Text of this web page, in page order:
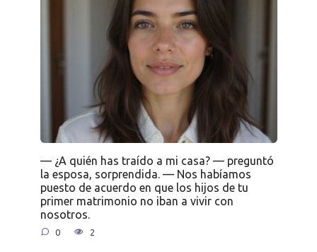
— ¿A quién has traído a mi casa? — preguntó
la esposa, sorprendida. — Nos habíamos
puesto de acuerdo en que los hijos de tu
primer matrimonio no iban a vivir con
nosotros.
0 2